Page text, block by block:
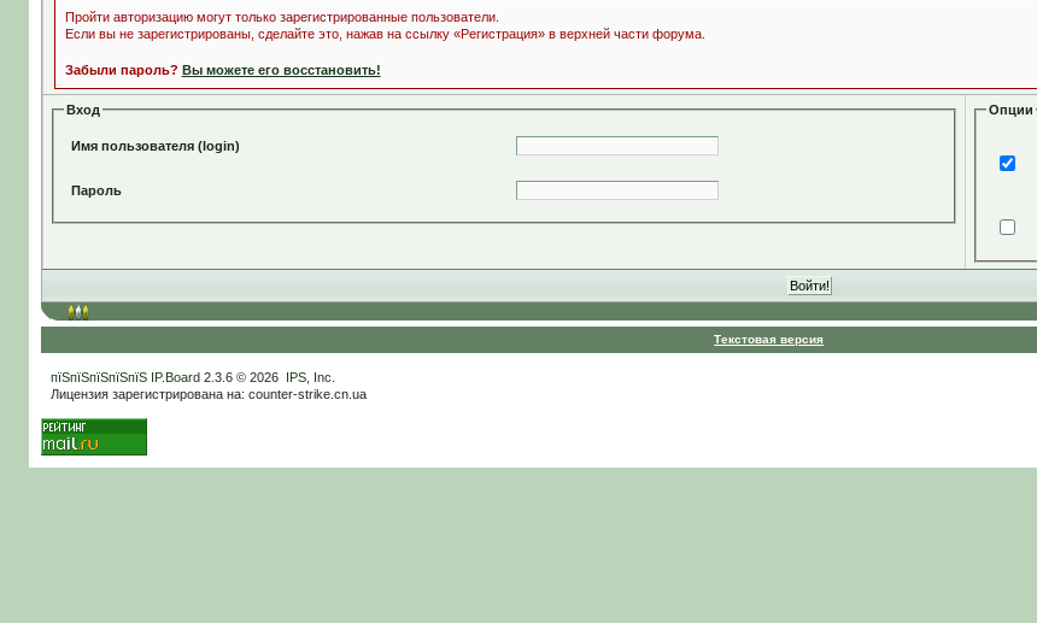
Пройти авторизацию могут только зарегистрированные пользователи.
Если вы не зарегистрированы, сделайте это, нажав на ссылку «Регистрация» в верхней части форума.
Забыли пароль? Вы можете его восстановить!
Вход
Имя пользователя (login)
Пароль
Опции
Текстовая версия
пїЅпїЅпїЅпїЅпїЅ IP.Board2.3.6 © 2026 IPS, Inc
Лицензия зарегистрирована на: counter-strike.cn.ua